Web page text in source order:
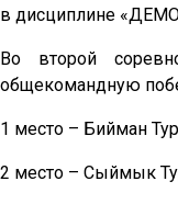
в дисциплине
Во второй
общекомандную
1 место – Бийман
2 место – Сыймык